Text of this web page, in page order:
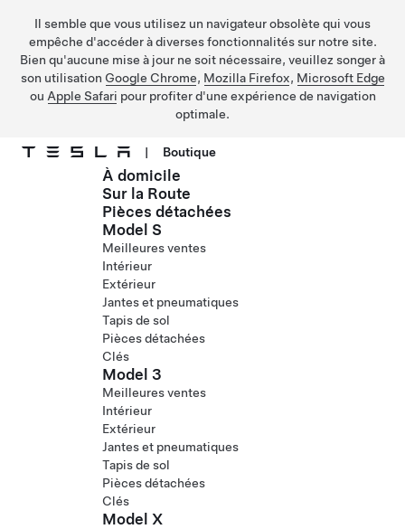
Il semble que vous utilisez un navigateur obsolète qui vous
empêche d'accéder à diverses fonctionnalités sur notre site.
Bien qu'aucune mise à jour ne soit nécessaire, veuillez songer à
son utilisation Google Chrome, Mozilla Firefox, Microsoft Edge
ou Apple Safari pour profiter d'une expérience de navigation
optimale.
Passer au contenu principal
| Boutique
À domicile
Sur la Route
Pièces détachées
Model S
Meilleures ventes
Intérieur
Extérieur
Jantes et pneumatiques
Tapis de sol
Pièces détachées
Clés
Model 3
Meilleures ventes
Intérieur
Extérieur
Jantes et pneumatiques
Tapis de sol
Pièces détachées
Clés
Model X